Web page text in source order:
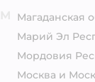
Магаданская
Марий Эл
Мордовия
Москва и